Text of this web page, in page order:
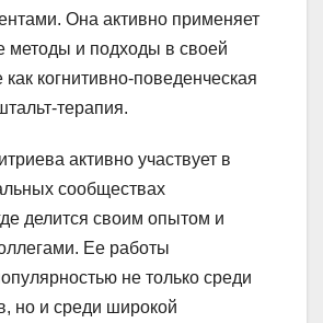
Она активно применяет
методы и подходы в своей
как когнитивно-поведенческая
терапия.
активно участвует в
сообществах
делится своим опытом и
Ее работы
не только среди
но и среди широкой